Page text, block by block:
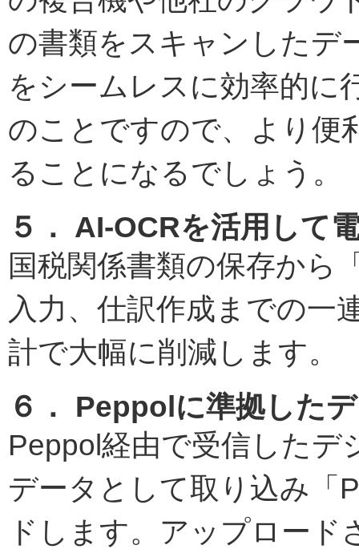
の書類をスキャンしたデ
をシームレスに効率的に
のことですので、より便
ることになるでしょう。
５． AI-OCRを活用して
国税関係書類の保存から
入力、仕訳作成までの一
計で大幅に削減します。
６． Peppolに準拠した
Peppol経由で受信したデ
データとして取り込み「
ドします。アップロー